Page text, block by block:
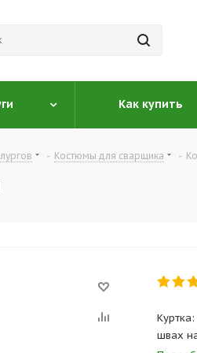
Как купить
- Костюмы для сварщика -
швах